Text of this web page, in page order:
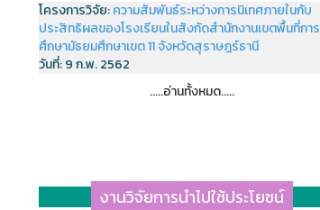
โครงการวิจัย:ความสัมพันธ์ระหว่างการนิเทศภายในกับ
ประสิทธิผลของโรงเรียนในสังกัดสำนักงานเขตพื้นที่การ
ศึกษามัธยมศึกษาเขต 11 จังหวัดสุราษฎร์ธานี
วันที่:9 ก.พ. 2562
.....อ่านทั้งหมด.....
งานวิจัยการนำไปใช้ประโยชน์